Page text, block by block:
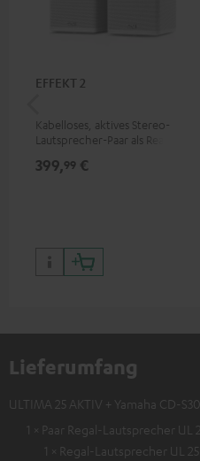
EFFEKT 2
Kabelloses, aktives Stereo-
Lautsprecher-Paar als Rear-
geeignete Teufel Systeme
399,99 €
Lieferumfang
ULTIMA 25 AKTIV + Yamaha CD-
1 × Paar Regal-Lautsprecher UL
1 × Regal-Lautsprecher UL